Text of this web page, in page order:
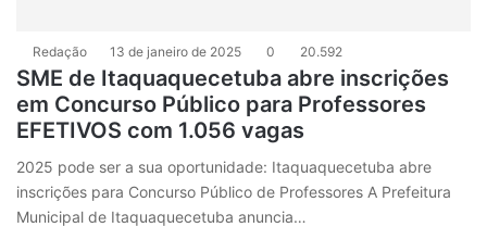
Redação 13 de janeiro de 2025 0 20.592
SME de Itaquaquecetuba abre inscrições
em Concurso Público para Professores
EFETIVOS com 1.056 vagas
2025 pode ser a sua oportunidade: Itaquaquecetuba abre
inscrições para Concurso Público de Professores A Prefeitura
Municipal de Itaquaquecetuba anuncia…